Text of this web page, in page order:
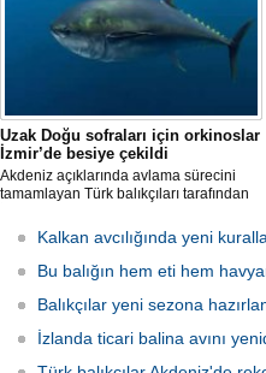
Uzak Doğu sofraları için orkinoslar
İzmir’de besiye çekildi
Akdeniz açıklarında avlama sürecini
tamamlayan Türk balıkçıları tarafından
orkinoslar, Uzak Doğu ülkelerine ihraç
edilmek için özenle bakılıyor.
Kalkan avcılığında yeni
Bu balığın hem eti hem
Balıkçılar yeni sezona
İzlanda ticari balina avını